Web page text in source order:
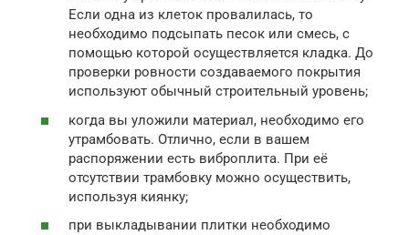
Если одна из клеток провалилась, то
необходимо подсыпать песок или смесь, с
помощью которой осуществляется кладка. До
проверки ровности создаваемого покрытия
используют обычный строительный уровень;
когда вы уложили материал, необходимо его
утрамбовать. Отлично, если в вашем
распоряжении есть виброплита. При её
отсутствии трамбовку можно осуществить,
используя киянку;
при выкладывании плитки необходимо